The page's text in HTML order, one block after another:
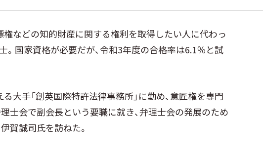
権などの知的財産に関する権利を取得したい人に代わっ
。国家資格が必要だが、令和3年度の合格率は6.1％と試
大手「創英国際特許法律事務所」に勤め、意匠権を専門
士会で副会長という要職に就き、弁理士会の発展のため
賀誠司氏を訪ねた。